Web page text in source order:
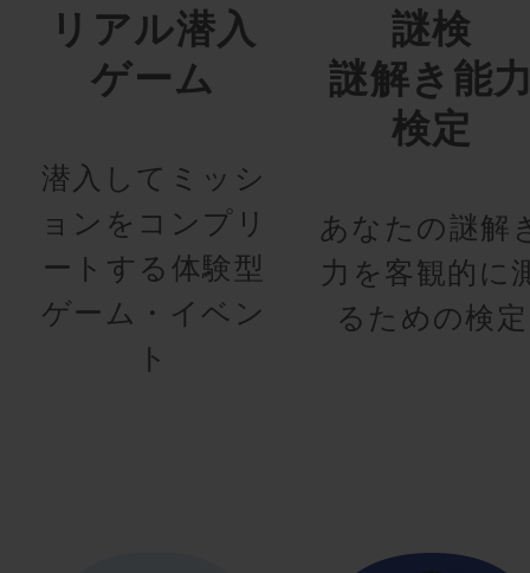
リアル潜入
ゲーム
潜入してミッシ
ョンをコンプリ
ートする体験型
ゲーム・イベン
ト
謎検
謎解き能
検定
あなたの謎解
力を客観的に
るための検定